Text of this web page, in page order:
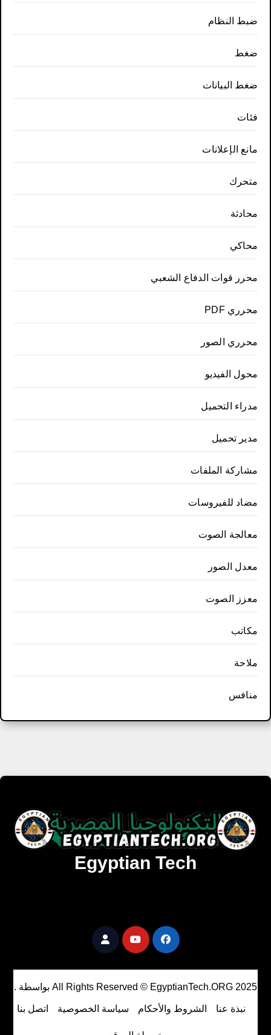
ضبط النظام
ضغط
ضغط البيانات
فئات
مانع الإعلانات
متحرك
محادثة
محاكي
محرر قوات الدفاع الشعبي
محرري PDF
محرري الصور
محول الفيديو
مدراء التحميل
مدير تحميل
مشاركة الملفات
مضاد للفيروسات
معالجة الصوت
معدل الصور
معزز الصوت
مكاتب
ملاحة
منافس
Egyptian Tech
All Rights Reserved © EgyptianTech.ORG 2025 بواسطة .
نبذة عنا الشروط والأحكام سياسة الخصوصية اتصل بنا